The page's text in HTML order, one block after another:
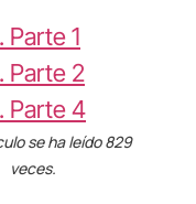
Parte 1
Parte 2
Parte 4
se ha leído 829
veces.